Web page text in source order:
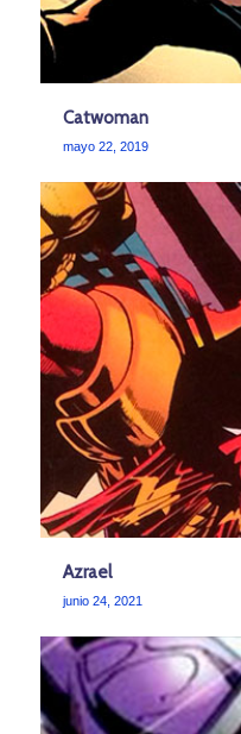
Catwoman
mayo 22, 2019
Azrael
junio 24, 2021